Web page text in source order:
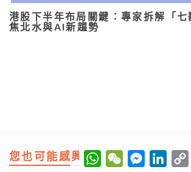
港股下半年布局關鍵：專家拆解「七
焦北水與AI新趨勢
您也可能感興趣：W
h
W
e
M
e
L